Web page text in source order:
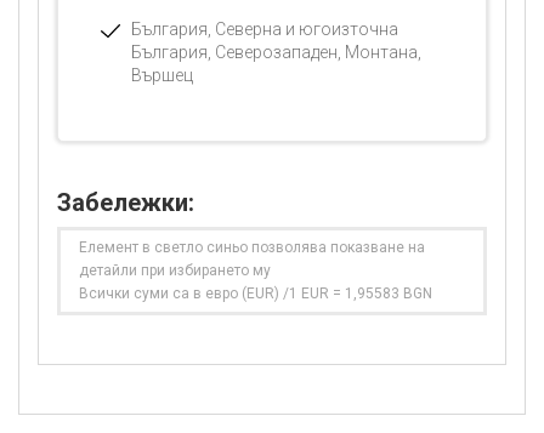
България, Северна и югоизточна
България, Северозападен, Монтана,
Вършец
Забележки:
Елемент в светло синьо позволява показване на
детайли при избирането му
Всички суми са в евро (EUR) /1 EUR = 1,95583 BGN